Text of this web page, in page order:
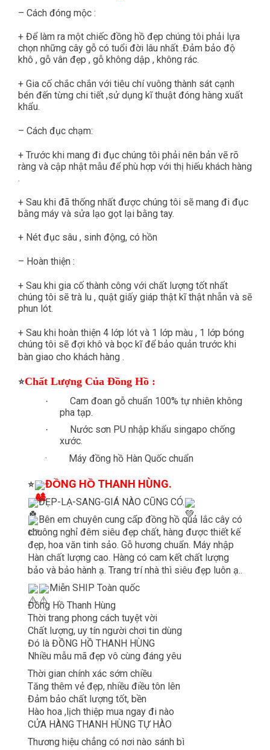
– Cách đóng mộc :
+ Để làm ra một chiếc đồng hồ đẹp chúng tôi phải lựa
chọn những cây gỗ có tuổi đời lâu nhất .Đảm bảo độ
khô , gỗ vân đẹp , gỗ không dập , không rác.
+ Gia cố chắc chắn với tiêu chí vuông thành sát cạnh
bén đến từng chi tiết ,sử dụng kĩ thuật đóng hàng xuất
khẩu.
– Cách đục chạm:
+ Trước khi mang đi đục chúng tôi phải nên bản vẽ rõ
ràng và cập nhật mẫu để phù hợp với thị hiếu khách hàng
.
+ Sau khi đã thống nhất được chúng tôi sẽ mang đi đục
bằng máy và sửa lạo gọt lại bằng tay.
+ Nét đục sâu , sinh động, có hồn
– Hoàn thiện :
+ Sau khi gia cố thành công với chất lượng tốt nhất
chúng tôi sẽ trà lu , quật giấy giáp thật kĩ thật nhẵn và sẽ
phun lót.
+ Sau khi hoàn thiện 4 lớp lót và 1 lớp màu , 1 lớp bóng
chúng tôi sẽ đợi khô và bọc kĩ để bảo quản trước khi
bàn giao cho khách hàng .
⭐Chất Lượng Của Đồng Hồ :
·
Cam đoan gỗ chuẩn 100% tự nhiên không
pha tạp.
·
Nước sơn PU nhập khẩu singapo chống
xước.
·
Máy đồng hồ Hàn Quốc chuẩn
⭐ ĐỒNG HỒ THANH HÙNG.
ĐẸP-LẠ-SANG-GIÁ NÀO CŨNG CÓ.
Bên em chuyên cung cấp đồng hồ quả lắc cây có
chuông nghỉ đêm siêu đẹp chất, hàng được thiết kế
đẹp, hoa văn tinh sảo. Gỗ hương chuẩn. Máy nhập
Hàn chất lượng cao. Hàng có cam kết chất lượng
bảo và bảo hành ạ. Trang trí nhà thì siêu đẹp luôn ạ..
Miễn SHIP Toàn quốc
Đồng Hồ Thanh Hùng
Thời trang phong cách tuyệt vời
Chất lượng, uy tín người chơi tin dùng
Đó là ĐỒNG HỒ THANH HÙNG
Nhiều mẫu mã đẹp vô cùng đáng yêu
Thời gian chính xác sớm chiều
Tăng thêm vẻ đẹp, nhiều điều tôn lên
Đảm bảo chất lượng tốt, bền
Hào hoa ,lịch thiệp mua ngay đi nào
CỬA HÀNG THANH HÙNG TỰ HÀO
Thương hiệu chẳng có nơi nào sánh bì